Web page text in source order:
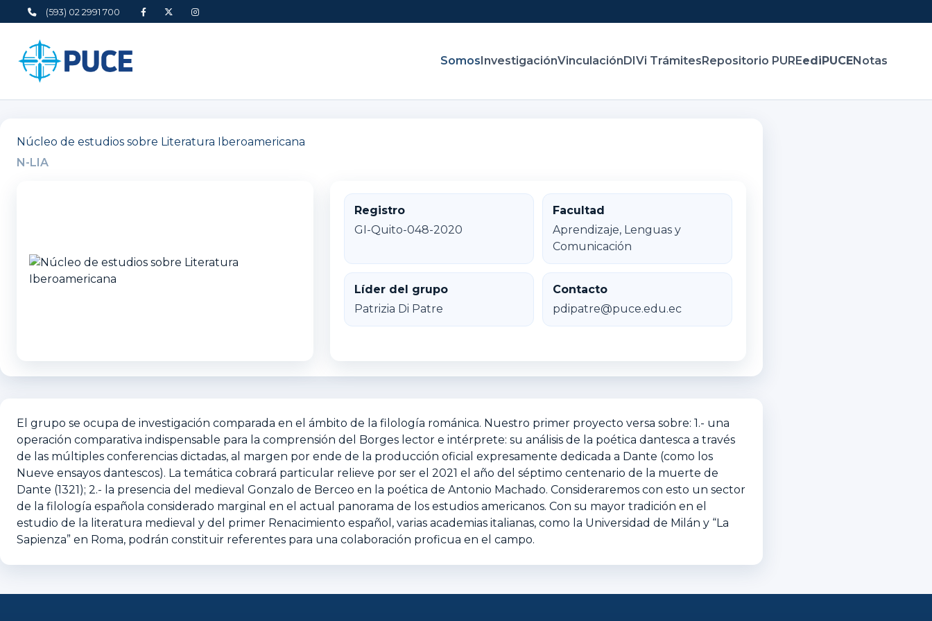
(593) 02 2991 700
Somos InvestigaciónVinculación DIVi Trámites Repositorio PUREediPUCENotas
Núcleo de estudios sobre Literatura Iberoamericana
N-LIA
Registro
GI-Quito-048-2020
Facultad
Aprendizaje, Lenguas y
Comunicación
Líder del grupo
Patrizia Di Patre
Contacto
pdipatre@puce.edu.ec
El grupo se ocupa de investigación comparada en el ámbito de la filología románica. Nuestro primer proyecto versa sobre: 1.- una
operación comparativa indispensable para la comprensión del Borges lector e intérprete: su análisis de la poética dantesca a través
de las múltiples conferencias dictadas, al margen por ende de la producción oficial expresamente dedicada a Dante (como los
Nueve ensayos dantescos). La temática cobrará particular relieve por ser el 2021 el año del séptimo centenario de la muerte de
Dante (1321); 2.- la presencia del medieval Gonzalo de Berceo en la poética de Antonio Machado. Consideraremos con esto un sector
de la filología española considerado marginal en el actual panorama de los estudios americanos. Con su mayor tradición en el
estudio de la literatura medieval y del primer Renacimiento español, varias academias italianas, como la Universidad de Milán y “La
Sapienza” en Roma, podrán constituir referentes para una colaboración proficua en el campo.